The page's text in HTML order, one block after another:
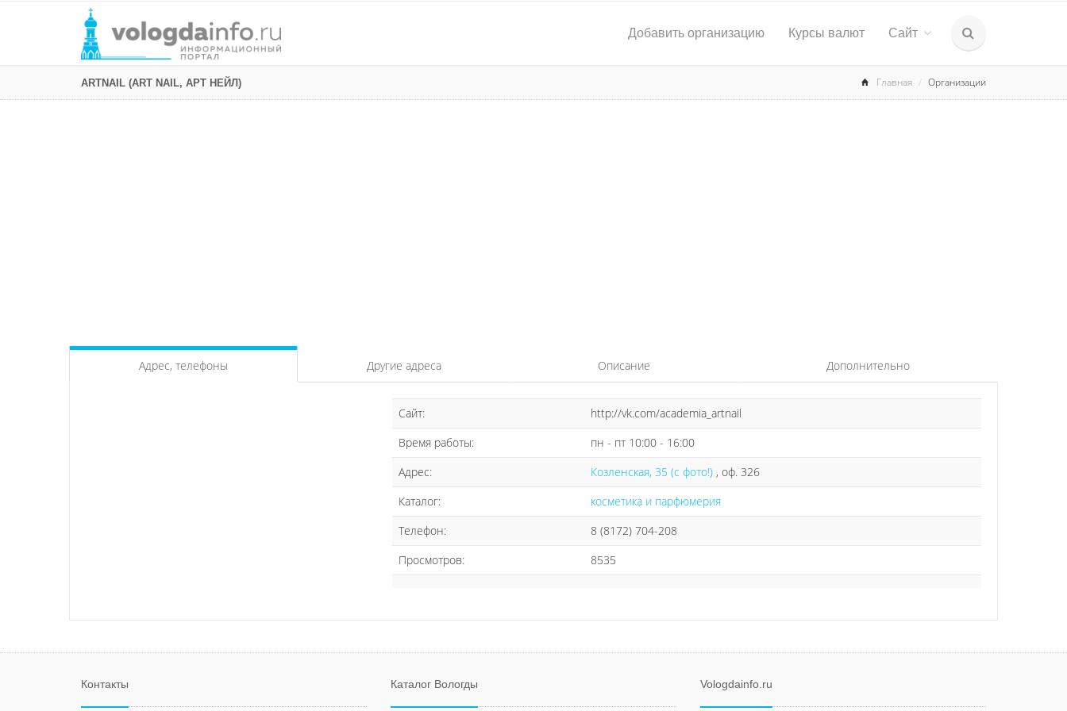
Добавить организацию Курсы валют Сайт
ARTNAIL (ART NAIL, АРТ НЕЙЛ) Главная Организации
Адрес, телефоны Другие адреса Описание Дополнительно
Сайт:
http://vk.com/academia_artnail
Время работы:
пн - пт 10:00 - 16:00
Адрес:
Козленская, 35 (с фото!) , оф. 326
Каталог:
косметика и парфюмерия
Телефон:
8 (8172) 704-208
Просмотров:
8535
Контакты Каталог Вологды Vologdainfo.ru